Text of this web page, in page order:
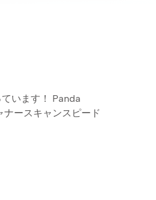
います！ Panda
ースキャンスピード